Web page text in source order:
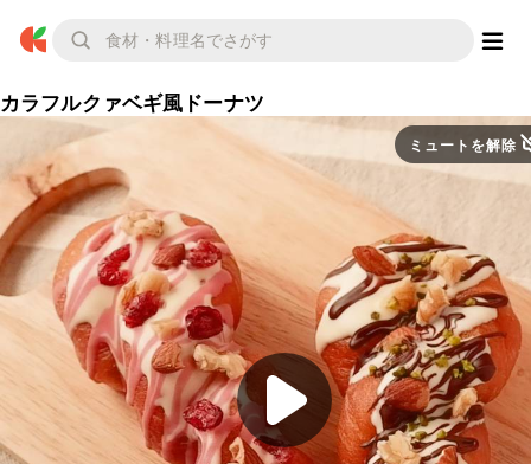
カラフルクァベギ風ドーナツ
ミュートを解除